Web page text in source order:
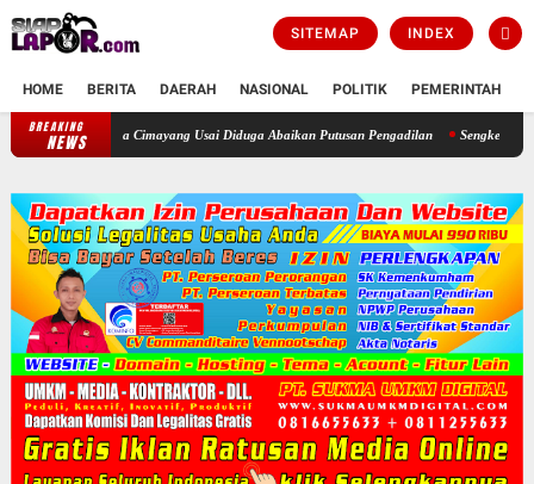
SITEMAP INDEX
HOME BERITA DAERAH NASIONAL POLITIK PEMERINTAH
BREAKING
NEWS
Desa Cimayang Usai Diduga Abaikan Putusan Pengadilan Sengketa Informasi